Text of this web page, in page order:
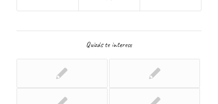
Quizás te interese